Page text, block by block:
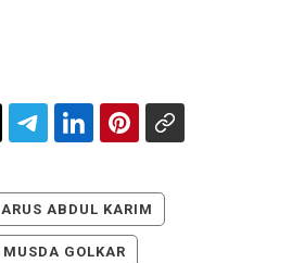
ARUS ABDUL KARIM
MUSDA GOLKAR